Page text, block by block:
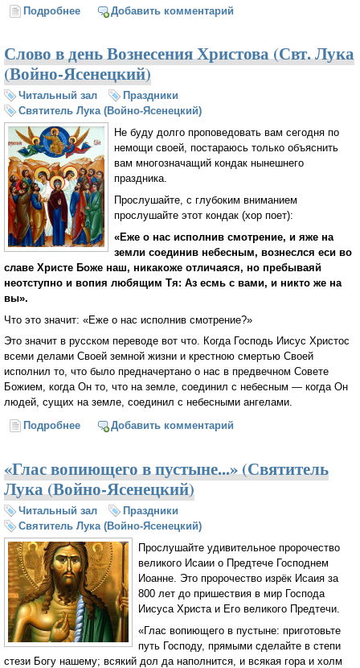
Подробнее о Первоверховными названы Сыном Божиим
Добавить комментарий
Слово в день Вознесения Христова (Свт. Лука
(Войно-Ясенецкий)
Читальный зал
Праздники
Святитель Лука (Войно-Ясенецкий)
Не буду долго проповедовать вам сегодня по
немощи своей, постараюсь только объяснить
вам многозначащий кондак нынешнего
праздника.
Прослушайте, с глубоким вниманием
прослушайте этот кондак (хор поет):
«Еже о нас исполнив смотрение, и яже на
земли соединив небесным, вознеслся еси во
славе Христе Боже наш, никакоже отличаяся, но пребываяй
неотступно и вопия любящим Тя: Аз есмь с вами, и никто же на
вы».
Что это значит: «Еже о нас исполнив смотрение?»
Это значит в русском переводе вот что. Когда Господь Иисус Христос
всеми делами Своей земной жизни и крестною смертью Своей
исполнил то, что было предначертано о нас в предвечном Совете
Божием, когда Он то, что на земле, соединил с небесным — когда Он
людей, сущих на земле, соединил с небесными ангелами.
Подробнее о Слово в день Вознесения Христова (Свт. Лука
Добавить комментарий
«Глас вопиющего в пустыне...» (Святитель
Лука (Войно-Ясенецкий)
Читальный зал
Праздники
Святитель Лука (Войно-Ясенецкий)
Прослушайте удивительное пророчество
великого Исаии о Предтече Господнем
Иоанне. Это пророчество изрёк Исаия за
800 лет до пришествия в мир Господа
Иисуса Христа и Его великого Предтечи.
«Глас вопиющего в пустыне: приготовьте
путь Господу, прямыми сделайте в степи
стези Богу нашему; всякий дол да наполнится, и всякая гора и холм